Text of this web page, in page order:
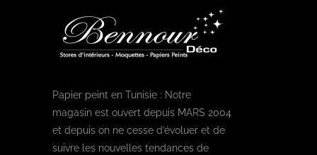
Papier peint en Tunisie : Notre
magasin est ouvert depuis MARS 2004
et depuis on ne cesse d’évoluer et de
suivre les nouvelles tendances de